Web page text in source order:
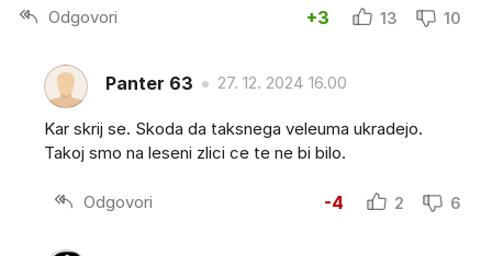
Odgovori +3 13 10
Panter 63 27. 12. 2024 16.00
Kar skrij se. Skoda da taksnega veleuma ukradejo.
Takoj smo na leseni zlici ce te ne bi bilo.
Odgovori -4 2 6